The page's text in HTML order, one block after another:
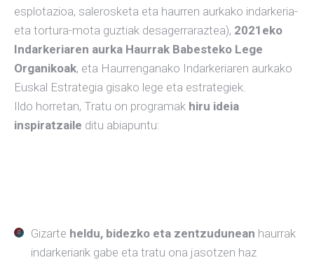
esplotazioa, salerosketa eta haurren aurkako indarkeria-
eta tortura-mota guztiak desagerraraztea), 2021eko
Indarkeriaren aurka Haurrak Babesteko Lege
Organikoak, eta Haurrenganako Indarkeriaren aurkako
Euskal Estrategia gisako lege eta estrategiek.
Ildo horretan, Tratu on programak hiru ideia
inspiratzaile ditu abiapuntu:
Gizarte heldu, bidezko eta zentzudunean haurrak
indarkeriarik gabe eta tratu ona jasotzen haz